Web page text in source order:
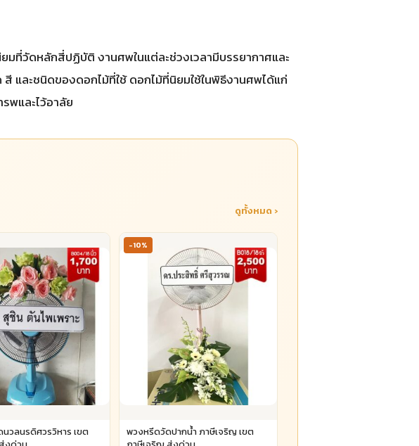
มที่วัดหลักสี่ปฏิบัติ งานศพในแต่ละช่วงเวลามีบรรยากาศและ
และชนิดของดอกไม้ที่ใช้ ดอกไม้ที่นิยมใช้ในพิธีงานศพได้แก่
พและไว้อาลัย
ดูทั้งหมด ›
วลนรดิศวรวิหาร เขต
-10%
พวงหรีดวัดปากน้ำ ภาษีเจริญ เขต